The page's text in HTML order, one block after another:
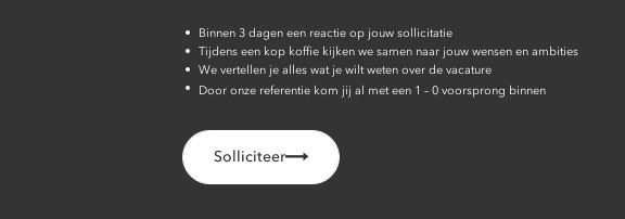
Binnen 3 dagen een reactie op jouw sollicitatie
Tijdens een kop koffie kijken we samen naar jouw wensen en ambities
We vertellen je alles wat je wilt weten over de vacature
Door onze referentie kom jij al met een 1 – 0 voorsprong binnen
Solliciteer